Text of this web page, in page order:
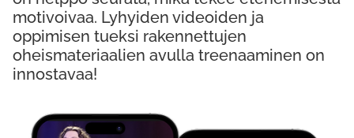
motivoivaa. Lyhyiden videoiden ja
oppimisen tueksi rakennettujen
oheismateriaalien avulla treenaaminen on
innostavaa!